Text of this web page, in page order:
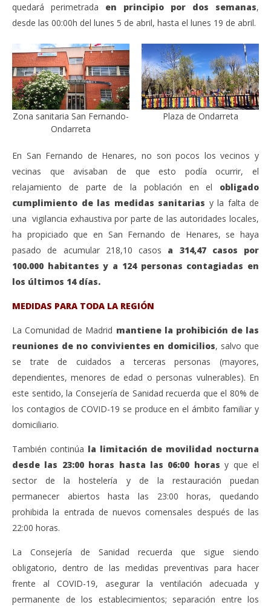
quedará perimetrada en principio por dos semanas,
desde las 00:00h del lunes 5 de abril, hasta el lunes 19 de abril.
Zona sanitaria San Fernando-
Ondarreta
Plaza de Ondarreta
En San Fernando de Henares, no son pocos los vecinos y
vecinas que avisaban de que esto podía ocurrir, el
relajamiento de parte de la población en el obligado
cumplimiento de las medidas sanitarias y la falta de
una vigilancia exhaustiva por parte de las autoridades locales,
ha propiciado que en San Fernando de Henares, se haya
pasado de acumular 218,10 casos a 314,47 casos por
100.000 habitantes y a 124 personas contagiadas en
los últimos 14 días.
MEDIDAS PARA TODA LA REGIÓN
La Comunidad de Madrid mantiene la prohibición de las
reuniones de no convivientes en domicilios, salvo que
se trate de cuidados a terceras personas (mayores,
dependientes, menores de edad o personas vulnerables). En
este sentido, la Consejería de Sanidad recuerda que el 80% de
los contagios de COVID-19 se produce en el ámbito familiar y
domiciliario.
También continúa la limitación de movilidad nocturna
desde las 23:00 horas hasta las 06:00 horas y que el
sector de la hostelería y de la restauración puedan
permanecer abiertos hasta las 23:00 horas, quedando
prohibida la entrada de nuevos comensales después de las
22:00 horas.
La Consejería de Sanidad recuerda que sigue siendo
obligatorio, dentro de las medidas preventivas para hacer
frente al COVID-19, asegurar la ventilación adecuada y
permanente de los establecimientos; separación entre los